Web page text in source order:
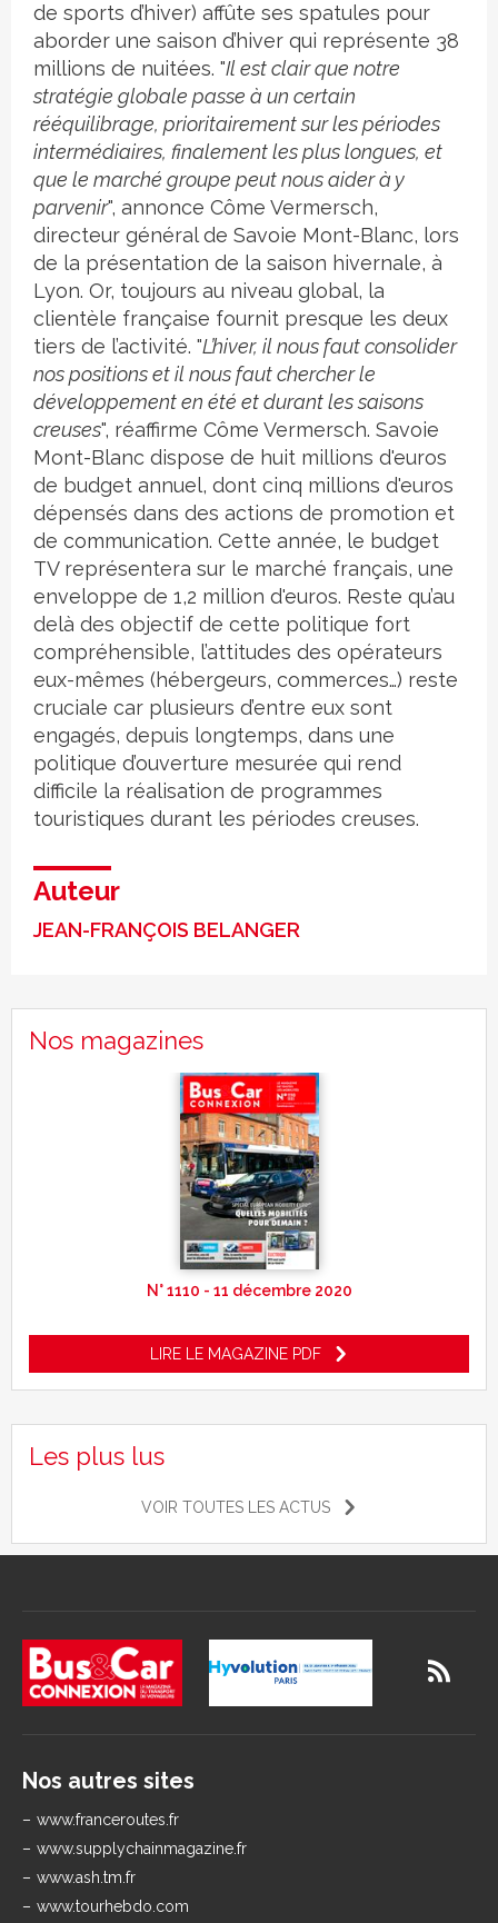
de sports d’hiver) affûte ses spatules pour
aborder une saison d’hiver qui représente 38
millions de nuitées. "Il est clair que notre
stratégie globale passe à un certain
rééquilibrage, prioritairement sur les périodes
intermédiaires, finalement les plus longues, et
que le marché groupe peut nous aider à y
parvenir", annonce Côme Vermersch,
directeur général de Savoie Mont-Blanc, lors
de la présentation de la saison hivernale, à
Lyon. Or, toujours au niveau global, la
clientèle française fournit presque les deux
tiers de l’activité. "L’hiver, il nous faut consolider
nos positions et il nous faut chercher le
développement en été et durant les saisons
creuses", réaffirme Côme Vermersch. Savoie
Mont-Blanc dispose de huit millions d'euros
de budget annuel, dont cinq millions d'euros
dépensés dans des actions de promotion et
de communication. Cette année, le budget
TV représentera sur le marché français, une
enveloppe de 1,2 million d'euros. Reste qu’au
delà des objectif de cette politique fort
compréhensible, l’attitudes des opérateurs
eux-mêmes (hébergeurs, commerces…) reste
cruciale car plusieurs d’entre eux sont
engagés, depuis longtemps, dans une
politique d’ouverture mesurée qui rend
difficile la réalisation de programmes
touristiques durant les périodes creuses.
Auteur
JEAN-FRANÇOIS BELANGER
Nos magazines
N° 1110 - 11 décembre 2020
LIRE LE MAGAZINE PDF
Les plus lus
VOIR TOUTES LES ACTUS
Nos autres sites
www.franceroutes.fr
www.supplychainmagazine.fr
www.ash.tm.fr
www.tourhebdo.com